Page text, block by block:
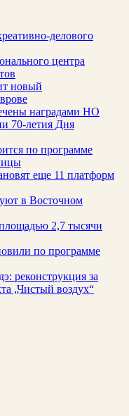
делового
центра
новый
наградами НО
70-летия Дня
по программе
еще 11 платформ
в Восточном
2,7 тысячи
по программе
реконструкция за
„Чистый воздух“